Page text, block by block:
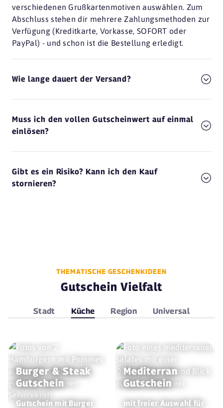
verschiedenen Grußkartenmotiven auswählen. Zum
Abschluss stehen dir mehrere Zahlungsmethoden zur
Verfügung (Kreditkarte, Vorkasse, SOFORT oder
PayPal) - und schon ist die Bestellung erledigt.
Wie lange dauert der Versand?
Muss ich den vollen Gutscheinwert auf einmal
einlösen?
Gibt es ein Risiko? Kann ich den Kauf
stornieren?
THEMATISCHE GESCHENKIDEEN
Gutschein Vielfalt
Stadt Küche Region Universal
Burger & Steak
Gutschein
Gutschein mit Burger
Mediterran
Gutschein
mit freier Auswahl für